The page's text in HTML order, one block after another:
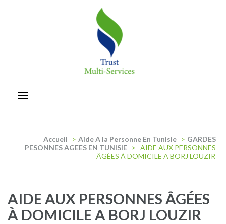
Accueil > Aide A la Personne En Tunisie > GARDES
PESONNES AGEES EN TUNISIE > AIDE AUX PERSONNES
ÂGÉES À DOMICILE A BORJ LOUZIR
AIDE AUX PERSONNES ÂGÉES
À DOMICILE A BORJ LOUZIR